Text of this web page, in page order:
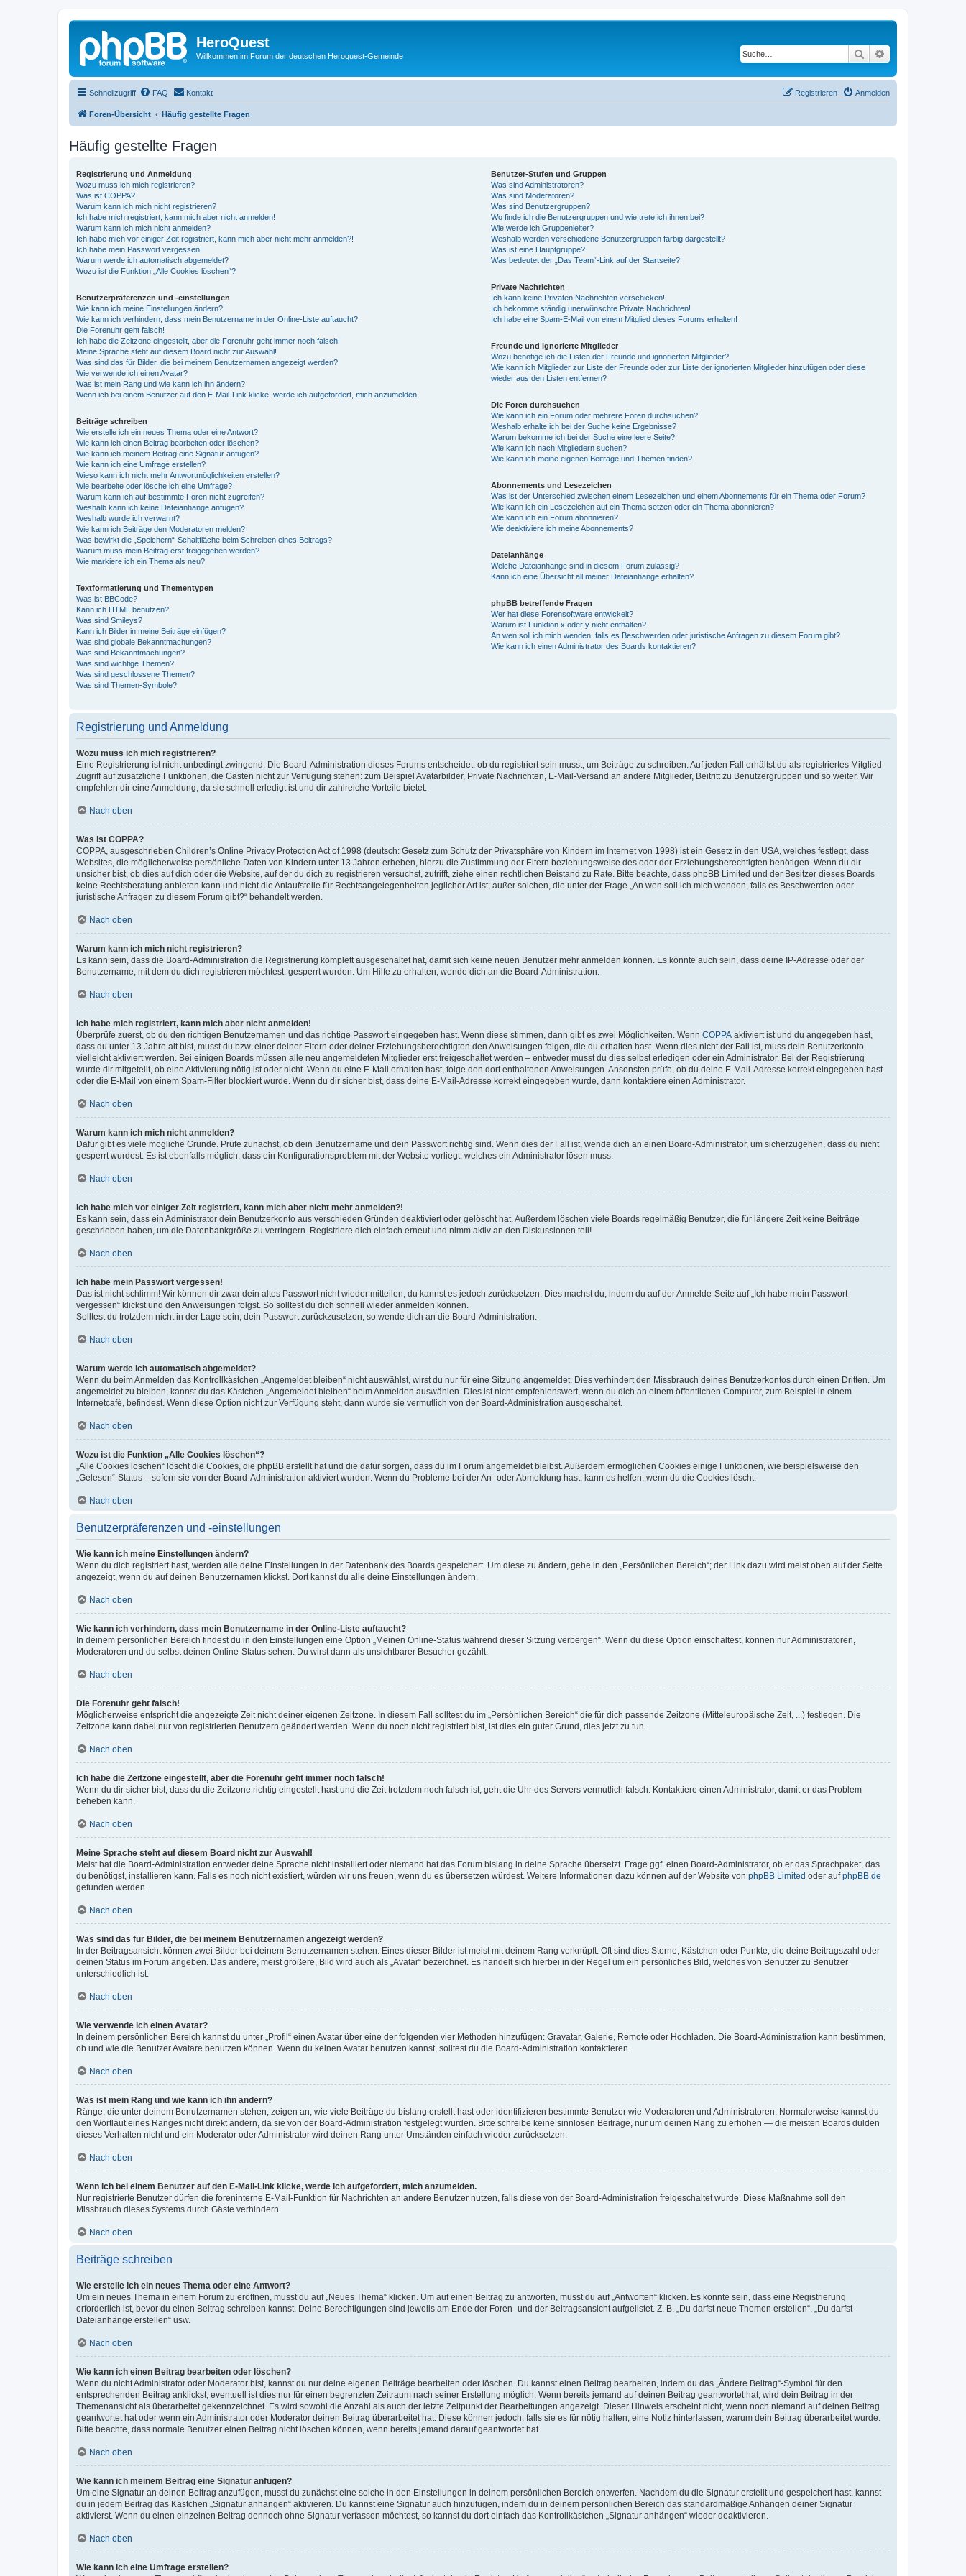
HeroQuest
Willkommen im Forum der deutschen Heroquest-Gemeinde Suche
Schnellzugriff FAQ Kontakt Anmelden
Registrieren
Foren-Übersicht Häufig gestellte Fragen
Häufig gestellte Fragen
Registrierung und Anmeldung
Wozu muss ich mich registrieren?
Was ist COPPA?
Warum kann ich mich nicht registrieren?
Ich habe mich registriert, kann mich aber nicht anmelden!
Warum kann ich mich nicht anmelden?
Ich habe mich vor einiger Zeit registriert, kann mich aber nicht mehr anmelden?!
Ich habe mein Passwort vergessen!
Warum werde ich automatisch abgemeldet?
Wozu ist die Funktion „Alle Cookies löschen“?
Benutzerpräferenzen und -einstellungen
Wie kann ich meine Einstellungen ändern?
Wie kann ich verhindern, dass mein Benutzername in der Online-Liste auftaucht?
Die Forenuhr geht falsch!
Ich habe die Zeitzone eingestellt, aber die Forenuhr geht immer noch falsch!
Meine Sprache steht auf diesem Board nicht zur Auswahl!
Was sind das für Bilder, die bei meinem Benutzernamen angezeigt werden?
Wie verwende ich einen Avatar?
Was ist mein Rang und wie kann ich ihn ändern?
Wenn ich bei einem Benutzer auf den E-Mail-Link klicke, werde ich aufgefordert, mich anzumelden.
Beiträge schreiben
Wie erstelle ich ein neues Thema oder eine Antwort?
Wie kann ich einen Beitrag bearbeiten oder löschen?
Wie kann ich meinem Beitrag eine Signatur anfügen?
Wie kann ich eine Umfrage erstellen?
Wieso kann ich nicht mehr Antwortmöglichkeiten erstellen?
Wie bearbeite oder lösche ich eine Umfrage?
Warum kann ich auf bestimmte Foren nicht zugreifen?
Weshalb kann ich keine Dateianhänge anfügen?
Weshalb wurde ich verwarnt?
Wie kann ich Beiträge den Moderatoren melden?
Was bewirkt die „Speichern“-Schaltfläche beim Schreiben eines Beitrags?
Warum muss mein Beitrag erst freigegeben werden?
Wie markiere ich ein Thema als neu?
Textformatierung und Thementypen
Was ist BBCode?
Kann ich HTML benutzen?
Was sind Smileys?
Kann ich Bilder in meine Beiträge einfügen?
Was sind globale Bekanntmachungen?
Was sind Bekanntmachungen?
Was sind wichtige Themen?
Was sind geschlossene Themen?
Was sind Themen-Symbole?
Benutzer-Stufen und Gruppen
Was sind Administratoren?
Was sind Moderatoren?
Was sind Benutzergruppen?
Wo finde ich die Benutzergruppen und wie trete ich ihnen bei?
Wie werde ich Gruppenleiter?
Weshalb werden verschiedene Benutzergruppen farbig dargestellt?
Was ist eine Hauptgruppe?
Was bedeutet der „Das Team“-Link auf der Startseite?
Private Nachrichten
Ich kann keine Privaten Nachrichten verschicken!
Ich bekomme ständig unerwünschte Private Nachrichten!
Ich habe eine Spam-E-Mail von einem Mitglied dieses Forums erhalten!
Freunde und ignorierte Mitglieder
Wozu benötige ich die Listen der Freunde und ignorierten Mitglieder?
Wie kann ich Mitglieder zur Liste der Freunde oder zur Liste der ignorierten Mitglieder hinzufügen oder diese
wieder aus den Listen entfernen?
Die Foren durchsuchen
Wie kann ich ein Forum oder mehrere Foren durchsuchen?
Weshalb erhalte ich bei der Suche keine Ergebnisse?
Warum bekomme ich bei der Suche eine leere Seite?
Wie kann ich nach Mitgliedern suchen?
Wie kann ich meine eigenen Beiträge und Themen finden?
Abonnements und Lesezeichen
Was ist der Unterschied zwischen einem Lesezeichen und einem Abonnements für ein Thema oder Forum?
Wie kann ich ein Lesezeichen auf ein Thema setzen oder ein Thema abonnieren?
Wie kann ich ein Forum abonnieren?
Wie deaktiviere ich meine Abonnements?
Dateianhänge
Welche Dateianhänge sind in diesem Forum zulässig?
Kann ich eine Übersicht all meiner Dateianhänge erhalten?
phpBB betreffende Fragen
Wer hat diese Forensoftware entwickelt?
Warum ist Funktion x oder y nicht enthalten?
An wen soll ich mich wenden, falls es Beschwerden oder juristische Anfragen zu diesem Forum gibt?
Wie kann ich einen Administrator des Boards kontaktieren?
Registrierung und Anmeldung
Wozu muss ich mich registrieren?
Eine Registrierung ist nicht unbedingt zwingend. Die Board-Administration dieses Forums entscheidet, ob du registriert sein musst, um Beiträge zu schreiben. Auf jeden Fall erhältst du als registriertes Mitglied
Zugriff auf zusätzliche Funktionen, die Gästen nicht zur Verfügung stehen: zum Beispiel Avatarbilder, Private Nachrichten, E-Mail-Versand an andere Mitglieder, Beitritt zu Benutzergruppen und so weiter. Wir
empfehlen dir eine Anmeldung, da sie schnell erledigt ist und dir zahlreiche Vorteile bietet.
Nach oben
Was ist COPPA?
COPPA, ausgeschrieben Children’s Online Privacy Protection Act of 1998 (deutsch: Gesetz zum Schutz der Privatsphäre von Kindern im Internet von 1998) ist ein Gesetz in den USA, welches festlegt, dass
Websites, die möglicherweise persönliche Daten von Kindern unter 13 Jahren erheben, hierzu die Zustimmung der Eltern beziehungsweise des oder der Erziehungsberechtigten benötigen. Wenn du dir
unsicher bist, ob dies auf dich oder die Website, auf der du dich zu registrieren versuchst, zutrifft, ziehe einen rechtlichen Beistand zu Rate. Bitte beachte, dass phpBB Limited und der Besitzer dieses Boards
keine Rechtsberatung anbieten kann und nicht die Anlaufstelle für Rechtsangelegenheiten jeglicher Art ist; außer solchen, die unter der Frage „An wen soll ich mich wenden, falls es Beschwerden oder
juristische Anfragen zu diesem Forum gibt?“ behandelt werden.
Nach oben
Warum kann ich mich nicht registrieren?
Es kann sein, dass die Board-Administration die Registrierung komplett ausgeschaltet hat, damit sich keine neuen Benutzer mehr anmelden können. Es könnte auch sein, dass deine IP-Adresse oder der
Benutzername, mit dem du dich registrieren möchtest, gesperrt wurden. Um Hilfe zu erhalten, wende dich an die Board-Administration.
Nach oben
Ich habe mich registriert, kann mich aber nicht anmelden!
Überprüfe zuerst, ob du den richtigen Benutzernamen und das richtige Passwort eingegeben hast. Wenn diese stimmen, dann gibt es zwei Möglichkeiten. Wenn COPPA aktiviert ist und du angegeben hast,
dass du unter 13 Jahre alt bist, musst du bzw. einer deiner Eltern oder deiner Erziehungsberechtigten den Anweisungen folgen, die du erhalten hast. Wenn dies nicht der Fall ist, muss dein Benutzerkonto
vielleicht aktiviert werden. Bei einigen Boards müssen alle neu angemeldeten Mitglieder erst freigeschaltet werden – entweder musst du dies selbst erledigen oder ein Administrator. Bei der Registrierung
wurde dir mitgeteilt, ob eine Aktivierung nötig ist oder nicht. Wenn du eine E-Mail erhalten hast, folge den dort enthaltenen Anweisungen. Ansonsten prüfe, ob du deine E-Mail-Adresse korrekt eingegeben hast
oder die E-Mail von einem Spam-Filter blockiert wurde. Wenn du dir sicher bist, dass deine E-Mail-Adresse korrekt eingegeben wurde, dann kontaktiere einen Administrator.
Nach oben
Warum kann ich mich nicht anmelden?
Dafür gibt es viele mögliche Gründe. Prüfe zunächst, ob dein Benutzername und dein Passwort richtig sind. Wenn dies der Fall ist, wende dich an einen Board-Administrator, um sicherzugehen, dass du nicht
gesperrt wurdest. Es ist ebenfalls möglich, dass ein Konfigurationsproblem mit der Website vorliegt, welches ein Administrator lösen muss.
Nach oben
Ich habe mich vor einiger Zeit registriert, kann mich aber nicht mehr anmelden?!
Es kann sein, dass ein Administrator dein Benutzerkonto aus verschieden Gründen deaktiviert oder gelöscht hat. Außerdem löschen viele Boards regelmäßig Benutzer, die für längere Zeit keine Beiträge
geschrieben haben, um die Datenbankgröße zu verringern. Registriere dich einfach erneut und nimm aktiv an den Diskussionen teil!
Nach oben
Ich habe mein Passwort vergessen!
Das ist nicht schlimm! Wir können dir zwar dein altes Passwort nicht wieder mitteilen, du kannst es jedoch zurücksetzen. Dies machst du, indem du auf der Anmelde-Seite auf „Ich habe mein Passwort
vergessen“ klickst und den Anweisungen folgst. So solltest du dich schnell wieder anmelden können.
Solltest du trotzdem nicht in der Lage sein, dein Passwort zurückzusetzen, so wende dich an die Board-Administration.
Nach oben
Warum werde ich automatisch abgemeldet?
Wenn du beim Anmelden das Kontrollkästchen „Angemeldet bleiben“ nicht auswählst, wirst du nur für eine Sitzung angemeldet. Dies verhindert den Missbrauch deines Benutzerkontos durch einen Dritten. Um
angemeldet zu bleiben, kannst du das Kästchen „Angemeldet bleiben“ beim Anmelden auswählen. Dies ist nicht empfehlenswert, wenn du dich an einem öffentlichen Computer, zum Beispiel in einem
Internetcafé, befindest. Wenn diese Option nicht zur Verfügung steht, dann wurde sie vermutlich von der Board-Administration ausgeschaltet.
Nach oben
Wozu ist die Funktion „Alle Cookies löschen“?
„Alle Cookies löschen“ löscht die Cookies, die phpBB erstellt hat und die dafür sorgen, dass du im Forum angemeldet bleibst. Außerdem ermöglichen Cookies einige Funktionen, wie beispielsweise den
„Gelesen“-Status – sofern sie von der Board-Administration aktiviert wurden. Wenn du Probleme bei der An- oder Abmeldung hast, kann es helfen, wenn du die Cookies löscht.
Nach oben
Benutzerpräferenzen und -einstellungen
Wie kann ich meine Einstellungen ändern?
Wenn du dich registriert hast, werden alle deine Einstellungen in der Datenbank des Boards gespeichert. Um diese zu ändern, gehe in den „Persönlichen Bereich“; der Link dazu wird meist oben auf der Seite
angezeigt, wenn du auf deinen Benutzernamen klickst. Dort kannst du alle deine Einstellungen ändern.
Nach oben
Wie kann ich verhindern, dass mein Benutzername in der Online-Liste auftaucht?
In deinem persönlichen Bereich findest du in den Einstellungen eine Option „Meinen Online-Status während dieser Sitzung verbergen“. Wenn du diese Option einschaltest, können nur Administratoren,
Moderatoren und du selbst deinen Online-Status sehen. Du wirst dann als unsichtbarer Besucher gezählt.
Nach oben
Die Forenuhr geht falsch!
Möglicherweise entspricht die angezeigte Zeit nicht deiner eigenen Zeitzone. In diesem Fall solltest du im „Persönlichen Bereich“ die für dich passende Zeitzone (Mitteleuropäische Zeit, ...) festlegen. Die
Zeitzone kann dabei nur von registrierten Benutzern geändert werden. Wenn du noch nicht registriert bist, ist dies ein guter Grund, dies jetzt zu tun.
Nach oben
Ich habe die Zeitzone eingestellt, aber die Forenuhr geht immer noch falsch!
Wenn du dir sicher bist, dass du die Zeitzone richtig eingestellt hast und die Zeit trotzdem noch falsch ist, geht die Uhr des Servers vermutlich falsch. Kontaktiere einen Administrator, damit er das Problem
beheben kann.
Nach oben
Meine Sprache steht auf diesem Board nicht zur Auswahl!
Meist hat die Board-Administration entweder deine Sprache nicht installiert oder niemand hat das Forum bislang in deine Sprache übersetzt. Frage ggf. einen Board-Administrator, ob er das Sprachpaket, das
du benötigst, installieren kann. Falls es noch nicht existiert, würden wir uns freuen, wenn du es übersetzen würdest. Weitere Informationen dazu können auf der Website von phpBB Limited oder aufphpBB.de
gefunden werden.
Nach oben
Was sind das für Bilder, die bei meinem Benutzernamen angezeigt werden?
In der Beitragsansicht können zwei Bilder bei deinem Benutzernamen stehen. Eines dieser Bilder ist meist mit deinem Rang verknüpft: Oft sind dies Sterne, Kästchen oder Punkte, die deine Beitragszahl oder
deinen Status im Forum angeben. Das andere, meist größere, Bild wird auch als „Avatar“ bezeichnet. Es handelt sich hierbei in der Regel um ein persönliches Bild, welches von Benutzer zu Benutzer
unterschiedlich ist.
Nach oben
Wie verwende ich einen Avatar?
In deinem persönlichen Bereich kannst du unter „Profil“ einen Avatar über eine der folgenden vier Methoden hinzufügen: Gravatar, Galerie, Remote oder Hochladen. Die Board-Administration kann bestimmen,
ob und wie die Benutzer Avatare benutzen können. Wenn du keinen Avatar benutzen kannst, solltest du die Board-Administration kontaktieren.
Nach oben
Was ist mein Rang und wie kann ich ihn ändern?
Ränge, die unter deinem Benutzernamen stehen, zeigen an, wie viele Beiträge du bislang erstellt hast oder identifizieren bestimmte Benutzer wie Moderatoren und Administratoren. Normalerweise kannst du
den Wortlaut eines Ranges nicht direkt ändern, da sie von der Board-Administration festgelegt wurden. Bitte schreibe keine sinnlosen Beiträge, nur um deinen Rang zu erhöhen — die meisten Boards dulden
dieses Verhalten nicht und ein Moderator oder Administrator wird deinen Rang unter Umständen einfach wieder zurücksetzen.
Nach oben
Wenn ich bei einem Benutzer auf den E-Mail-Link klicke, werde ich aufgefordert, mich anzumelden.
Nur registrierte Benutzer dürfen die foreninterne E-Mail-Funktion für Nachrichten an andere Benutzer nutzen, falls diese von der Board-Administration freigeschaltet wurde. Diese Maßnahme soll den
Missbrauch dieses Systems durch Gäste verhindern.
Nach oben
Beiträge schreiben
Wie erstelle ich ein neues Thema oder eine Antwort?
Um ein neues Thema in einem Forum zu eröffnen, musst du auf „Neues Thema“ klicken. Um auf einen Beitrag zu antworten, musst du auf „Antworten“ klicken. Es könnte sein, dass eine Registrierung
erforderlich ist, bevor du einen Beitrag schreiben kannst. Deine Berechtigungen sind jeweils am Ende der Foren- und der Beitragsansicht aufgelistet. Z. B. „Du darfst neue Themen erstellen“, „Du darfst
Dateianhänge erstellen“ usw.
Nach oben
Wie kann ich einen Beitrag bearbeiten oder löschen?
Wenn du nicht Administrator oder Moderator bist, kannst du nur deine eigenen Beiträge bearbeiten oder löschen. Du kannst einen Beitrag bearbeiten, indem du das „Ändere Beitrag“-Symbol für den
entsprechenden Beitrag anklickst; eventuell ist dies nur für einen begrenzten Zeitraum nach seiner Erstellung möglich. Wenn bereits jemand auf deinen Beitrag geantwortet hat, wird dein Beitrag in der
Themenansicht als überarbeitet gekennzeichnet. Es wird sowohl die Anzahl als auch der letzte Zeitpunkt der Bearbeitungen angezeigt. Dieser Hinweis erscheint nicht, wenn noch niemand auf deinen Beitrag
geantwortet hat oder wenn ein Administrator oder Moderator deinen Beitrag überarbeitet hat. Diese können jedoch, falls sie es für nötig halten, eine Notiz hinterlassen, warum dein Beitrag überarbeitet wurde.
Bitte beachte, dass normale Benutzer einen Beitrag nicht löschen können, wenn bereits jemand darauf geantwortet hat.
Nach oben
Wie kann ich meinem Beitrag eine Signatur anfügen?
Um eine Signatur an deinen Beitrag anzufügen, musst du zunächst eine solche in den Einstellungen in deinem persönlichen Bereich entwerfen. Nachdem du die Signatur erstellt und gespeichert hast, kannst
du in jedem Beitrag das Kästchen „Signatur anhängen“ aktivieren. Du kannst eine Signatur auch hinzufügen, indem du in deinem persönlichen Bereich das standardmäßige Anhängen deiner Signatur
aktivierst. Wenn du einen einzelnen Beitrag dennoch ohne Signatur verfassen möchtest, so kannst du dort einfach das Kontrollkästchen „Signatur anhängen“ wieder deaktivieren.
Nach oben
Wie kann ich eine Umfrage erstellen?